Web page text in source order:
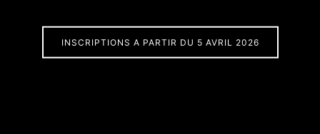
INSCRIPTIONS A PARTIR DU 5 AVRIL 2026